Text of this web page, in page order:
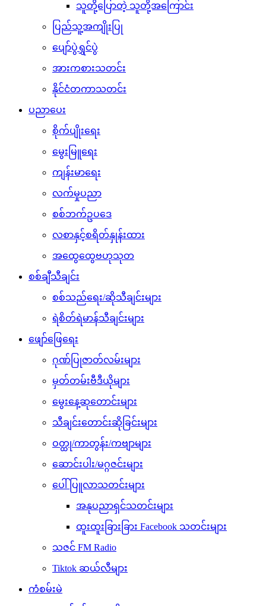
သူတို့ပြောတဲ့ သူတို့အကြောင်း
ပြည်သူ့အကျိုးပြု
ပျော်ပွဲရွှင်ပွဲ
အားကစားသတင်း
နိုင်ငံတကာသတင်း
ပညာပေး
စိုက်ပျိုးရေး
မွေးမြူရေး
ကျန်းမာရေး
လက်မှုပညာ
စစ်ဘက်ဥပဒေ
လစာနှင့်စရိတ်နှုန်းထား
အထွေထွေဗဟုသုတ
စစ်ချီသီချင်း
စစ်သည်ရေး/ဆိုသီချင်းများ
ရဲစိတ်ရဲမာန်သီချင်းများ
ဖျော်ဖြေရေး
ဂုဏ်ပြုဇာတ်လမ်းများ
မှတ်တမ်းဗီဒီယိုများ
မွေးနေ့ဆုတောင်းများ
သီချင်းတောင်းဆိုခြင်းများ
ဝတ္ထု/ကာတွန်း/ကဗျာများ
ဆောင်းပါး/မဂ္ဂဇင်းများ
ပေါ်ပြူလာသတင်းများ
အနုပညာရှင်သတင်းများ
ထူးထူးခြားခြား Facebook သတင်းများ
သဇင် FM Radio
Tiktok ဆယ်လီများ
ကံစမ်းမဲ